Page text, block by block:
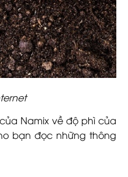
Namix về độ phì của
bạn đọc những thông